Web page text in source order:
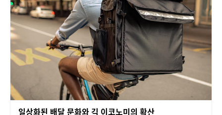
일상화된 배달 문화와 긱 이코노미의 확산